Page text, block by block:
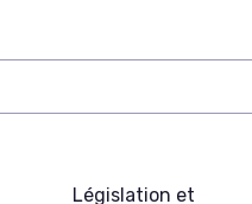
Législation et